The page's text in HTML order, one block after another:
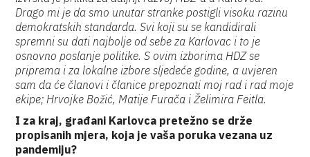
Drago mi je da smo unutar stranke postigli visoku razinu
demokratskih standarda. Svi koji su se kandidirali
spremni su dati najbolje od sebe za Karlovac i to je
osnovno poslanje politike. S ovim izborima HDZ se
priprema i za lokalne izbore sljedeće godine, a uvjeren
sam da će članovi i članice prepoznati moj rad i rad moje
ekipe; Hrvojke Božić, Matije Furača i Želimira Feitla.
I za kraj, građani Karlovca pretežno se drže
propisanih mjera, koja je vaša poruka vezana uz
pandemiju?